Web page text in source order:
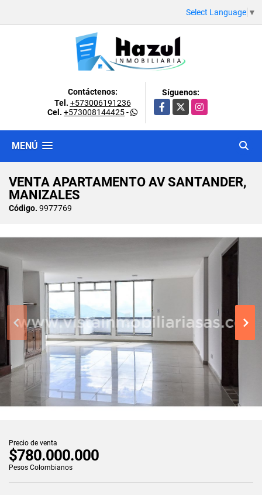
Select Language ▼
Contáctenos:
Tel. +573006191236
Cel. +573008144425-
Síguenos:
Facebook
X Instagram
MENÚ
VENTA APARTAMENTO AV SANTANDER,
MANIZALES
Código. 9977769
Precio de venta
$780.000.000
Pesos Colombianos